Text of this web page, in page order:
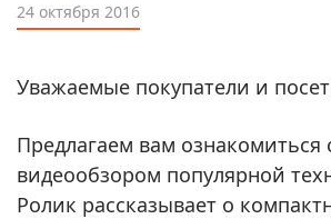
24 октября 2016
Уважаемые покупатели и
Предлагаем вам ознакомиться
видеообзором популярной
Ролик рассказывает о